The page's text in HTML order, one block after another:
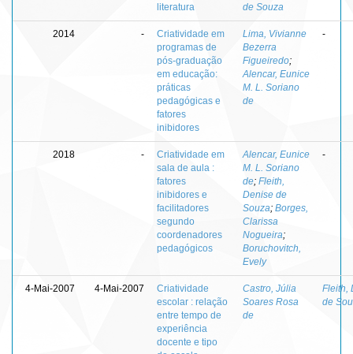
literatura
de Souza
2014 -
Criatividade em
programas de
pós-graduação
em educação:
práticas
pedagógicas e
fatores
inibidores
Lima, Vivianne
Bezerra
Figueiredo;
Alencar, Eunice
M. L. Soriano
de
-
2018 -
Criatividade em
sala de aula :
fatores
inibidores e
facilitadores
segundo
coordenadores
pedagógicos
Alencar, Eunice
M. L. Soriano
de; Fleith,
Denise de
Souza; Borges,
Clarissa
Nogueira;
Boruchovitch,
Evely
-
4-Mai-2007 4-Mai-2007
Criatividade
escolar : relação
entre tempo de
experiência
docente e tipo
Castro, Júlia
Soares Rosa
de
Fleith,
de